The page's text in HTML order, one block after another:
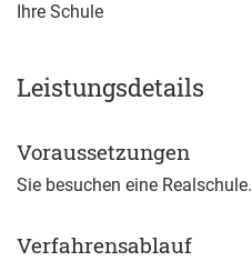
Ihre Schule
Leistungsdetails
Voraussetzungen
Sie besuchen eine Realschule.
Verfahrensablauf